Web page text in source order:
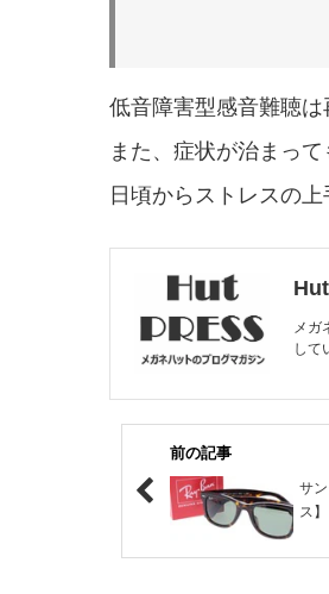
低音障害型感音難聴は
また、症状が治まっ
日頃からストレスの
メガ
して
前の記事
サ
ス】